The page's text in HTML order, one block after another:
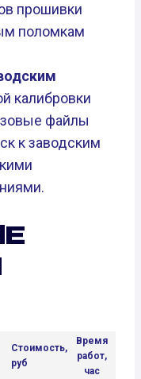
прошивки
поломкам
калибровки
файлы
к заводским
Стоимость,
руб
Время
работ,
час